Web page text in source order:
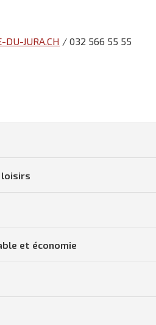
DU-JURA.CH / 032 566 55 55
loisirs
et économie